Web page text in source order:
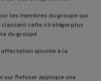
les membres du groupe qui
cette stratégie plus
du groupe
ajoutée à la
sur Refuser applique une